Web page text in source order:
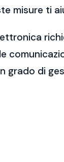
misure ti
grado di